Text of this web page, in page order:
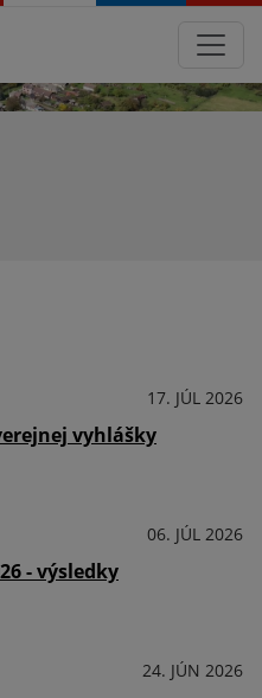
17. JÚL 2026
vyhlášky
06. JÚL 2026
- výsledky
24. JÚN 2026